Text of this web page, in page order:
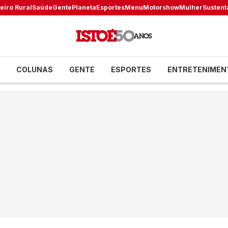
RuralSaúdeGentePlanetaEsportesMenuMotorshowMulher
COLUNAS GENTE ESPORTES